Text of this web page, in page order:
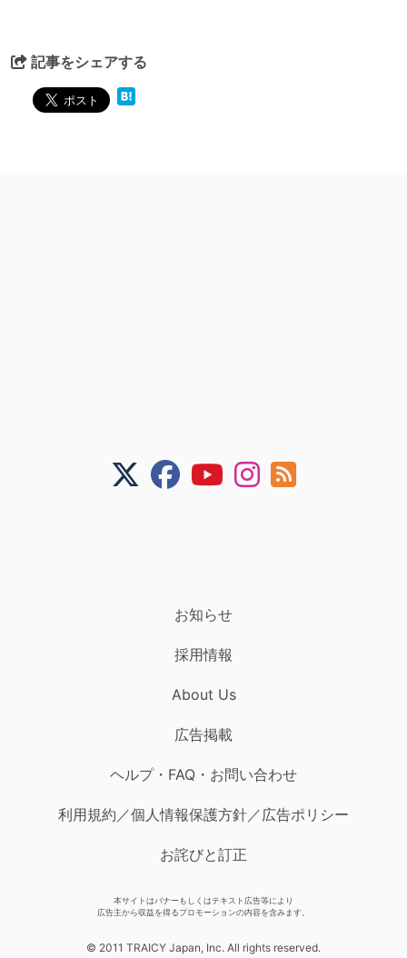
記事をシェアする
お知らせ
採用情報
About Us
広告掲載
ヘルプ・FAQ・お問い合わせ
利用規約／個人情報保護方針／広告ポリシー
お詫びと訂正
本サイトはバナーもしくはテキスト広告等により
広告主から収益を得るプロモーションの内容を含みます。
© 2011 TRAICY Japan, Inc. All rights reserved.